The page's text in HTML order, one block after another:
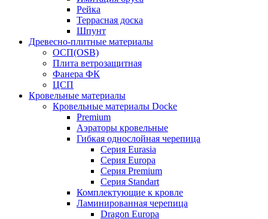
Рейка
Террасная доска
Шпунт
Древесно-плитные материалы
ОСП(OSB)
Плита ветрозащитная
Фанера ФК
ЦСП
Кровельные материалы
Кровельные материалы Docke
Premium
Аэраторы кровельные
Гибкая однослойная черепица
Серия Eurasia
Серия Europa
Серия Premium
Серия Standart
Комплектующие к кровле
Ламинированная черепица
Dragon Europa